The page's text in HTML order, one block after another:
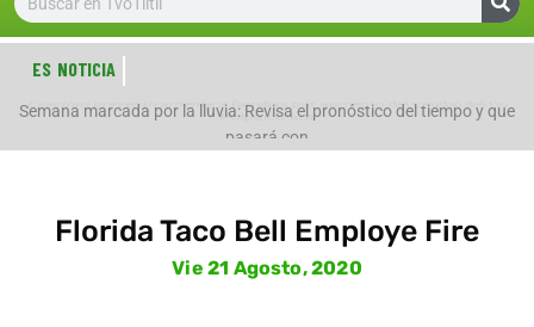
ES NOTICIA
Semana marcada por la lluvia: Revisa el pronóstico del tiempo y que
Polpaico ant
Florida Taco Bell Employe Fire
Vie 21 Agosto, 2020